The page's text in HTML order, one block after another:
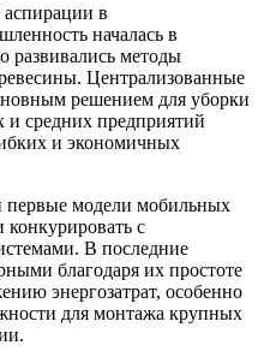
аспирации в
началась в
развивались методы
Централизованные
решением для уборки
и средних предприятий
и экономичных
модели мобильных
конкурировать с
В последние
благодаря их простоте
энергозатрат, особенно
для монтажа крупных